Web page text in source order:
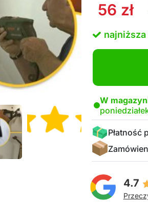
56 zł
W
Płatność
4.7